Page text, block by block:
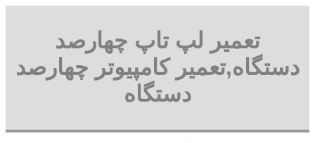
تعمیر لپ تاپ چهارصد
دستگاه,تعمیر کامپیوتر چهارصد
دستگاه